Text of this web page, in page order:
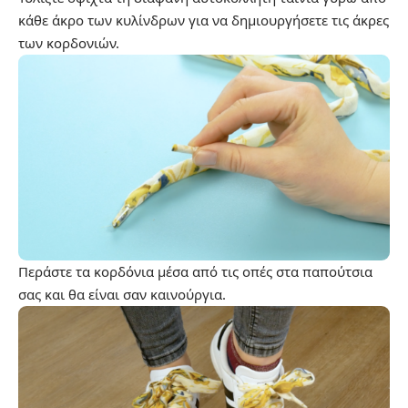
κάθε άκρο των κυλίνδρων για να δημιουργήσετε τις άκρες
των κορδονιών.
Περάστε τα κορδόνια μέσα από τις οπές στα παπούτσια
σας και θα είναι σαν καινούργια.